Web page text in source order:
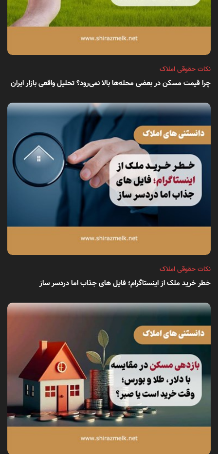
نکات حقوقی املاک
چرا قیمت مسکن در بعضی محله‌ها بالا نمی‌رود؟ تحلیل واقعی بازار ایران
نکات حقوقی املاک
خطر خرید ملک از اینستاگرام؛ فایل های جذاب اما دردسر ساز